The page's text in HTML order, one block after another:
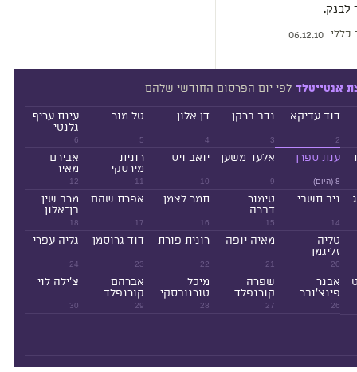
לבנק.
כללי 06.12.10
אנטייטלד לפי יום הפרסום החודשי שלהם
2
דוד עדיקא
3
נדב ברקן
4
דן אלון
5
טל מור
6
עינת עריף -
גלנטי
8 (היום)
ענת ספרן
9
אלעד משען
10
יואב ויס
11
רונית
מירסקי
12
אבירם
מאיר
14
ניב תשבי
15
טימור
דברה
16
תמר לצמן
17
אפרת שהם
18
מרב שין
בן־אלון
20
טליה
זליגמן
21
מאיה יופה
22
רונית פורת
23
דוד גרוסמן
24
גליה עפרי
26
אבנר
פינצ'ובר
27
שפרה
קורנפלד
28
מיכל
טורנובסקי
29
אברהם
קורנפלד
30
צ'ילה לוי